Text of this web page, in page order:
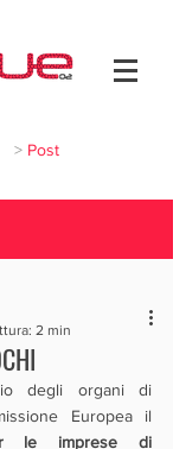
> Post
2 min
degli organi di
le imprese di